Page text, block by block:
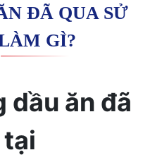
ĐÃ QUA SỬ
GÌ?
dầu ăn đã